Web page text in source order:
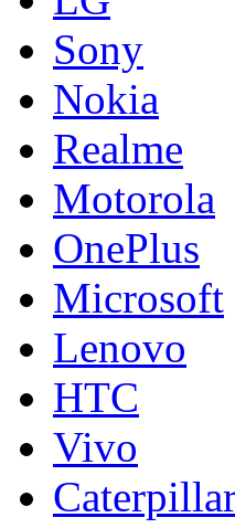
Sony
Nokia
Realme
Motorola
OnePlus
Microsoft
Lenovo
HTC
Vivo